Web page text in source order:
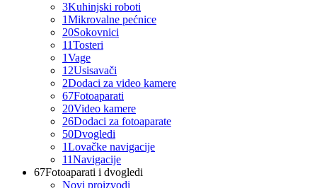
3Kuhinjski roboti
1Mikrovalne pećnice
20Sokovnici
11Tosteri
1Vage
12Usisavači
2Dodaci za video kamere
67Fotoaparati
20Video kamere
26Dodaci za fotoaparate
50Dvogledi
1Lovačke navigacije
11Navigacije
67Fotoaparati i dvogledi
Novi proizvodi